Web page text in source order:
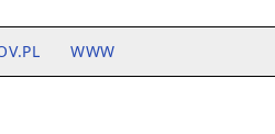
WWW